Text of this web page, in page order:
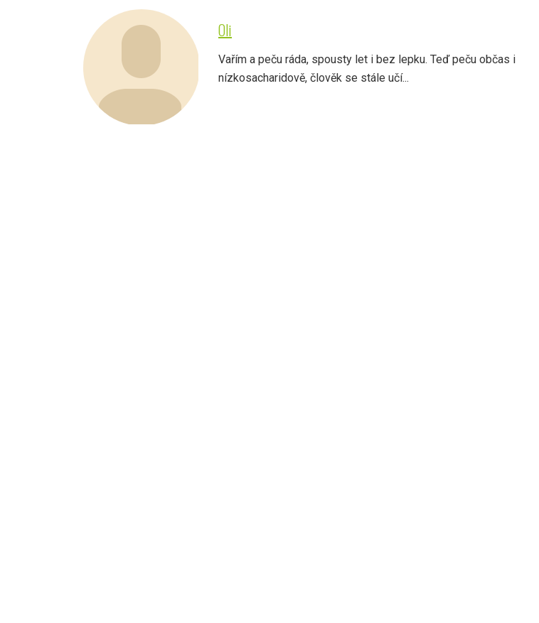
Oli
Vařím a peču ráda, spousty let i bez lepku. Teď peču občas i
nízkosacharidově, člověk se stále učí...